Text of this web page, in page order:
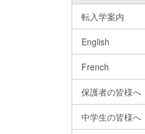
転入学案内
English
French
保護者の皆様へ
中学生の皆様へ